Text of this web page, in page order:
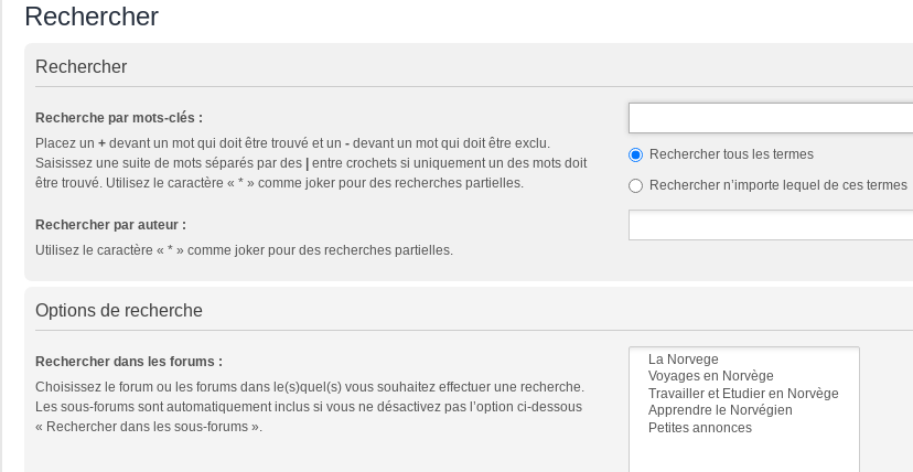
Rechercher
Rechercher
Recherche par mots-clés :
Placez un + devant un mot qui doit être trouvé et un - devant un mot qui doit être exclu.
Saisissez une suite de mots séparés par des
entre crochets si uniquement un des mots doit
être trouvé. Utilisez le caractère « * » comme joker pour des recherches partielles.
Rechercher tous les termes
Rechercher n’importe lequel de ces termes
Rechercher par auteur :
Utilisez le caractère « * » comme joker pour des recherches partielles.
Options de recherche
Rechercher dans les forums :
Choisissez le forum ou les forums dans le(s)quel(s) vous souhaitez effectuer une recherche.
Les sous-forums sont automatiquement inclus si vous ne désactivez pas l’option ci-dessous
« Rechercher dans les sous-forums ».